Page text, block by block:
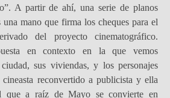
A partir de ahí, una serie de planos
una mano que firma los cheques para el
del proyecto cinematográfico.
en contexto en la que vemos
sus viviendas, y los personajes
reconvertido a publicista y ella
que a raíz de Mayo se convierte en